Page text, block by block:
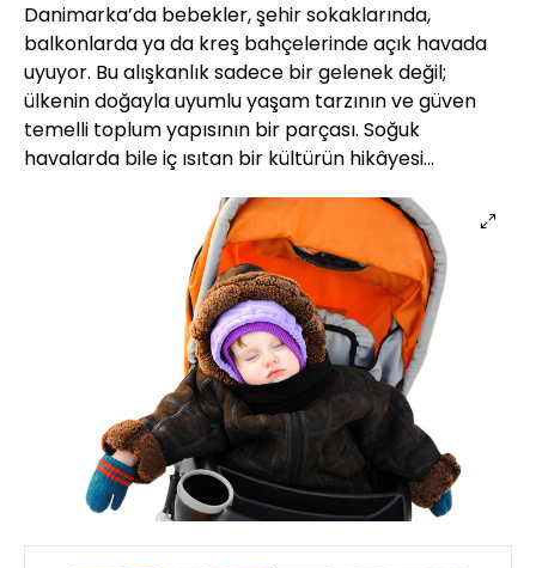
Danimarka’da bebekler, şehir sokaklarında,
balkonlarda ya da kreş bahçelerinde açık havada
uyuyor. Bu alışkanlık sadece bir gelenek değil;
ülkenin doğayla uyumlu yaşam tarzının ve güven
temelli toplum yapısının bir parçası. Soğuk
havalarda bile iç ısıtan bir kültürün hikâyesi…